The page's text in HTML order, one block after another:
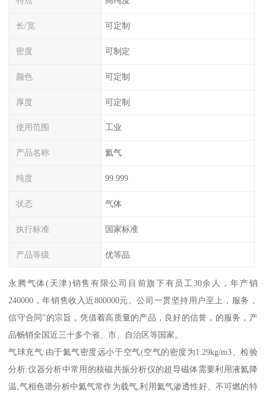
长/宽 可定制
密度 可制定
颜色 可定制
厚度 可定制
使用范围 工业
产品名称 氦气
纯度 99.999
状态 气体
执行标准 国家标准
产品等级 优等品
永腾气体(天津)销售有限公司目前旗下有员工30余人，年产销
240000，年销售收入近800000元。公司一贯坚持用户至上，服务，
信守合同”的宗旨，凭借着高质量的产品，良好的信誉，的服务，产
品畅销全国近三十多个省、市、自治区等国家。
气球充气:由于氦气密度远小于空气(空气的密度为1.29kg/m3、检验
分析:仪器分析中常用的核磁共振分析仪的超导磁体需要利用液氦降
温,气相色谱分析中氦气常作为载气,利用氦气渗透性好、不可燃的特